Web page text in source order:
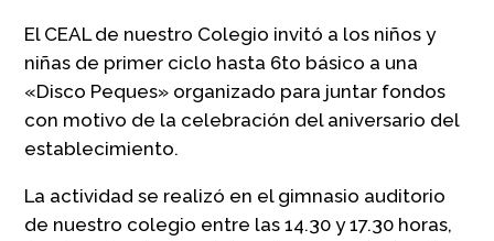
El CEAL de nuestro Colegio invitó a los niños y
niñas de primer ciclo hasta 6to básico a una
«Disco Peques» organizado para juntar fondos
con motivo de la celebración del aniversario del
establecimiento.
La actividad se realizó en el gimnasio auditorio
de nuestro colegio entre las 14.30 y 17.30 horas,